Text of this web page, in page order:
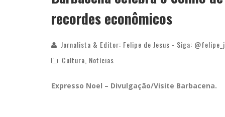
recordes econômicos
Jornalista & Editor: Felipe de Jesus - Siga:
Cultura Notícias
Expresso Noel – Divulgação/Visite Barbacena.